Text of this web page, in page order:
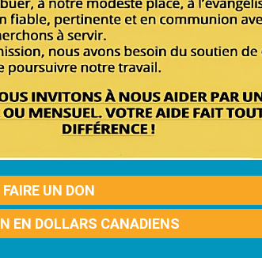
FAIRE UN DON
EN DOLLARS CANADIENS